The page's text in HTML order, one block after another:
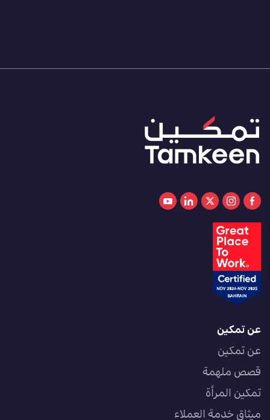
عن تمكين
عن تمكين
قصص ملهمة
تمكين المرأة
ميثاق خدمة العملاء